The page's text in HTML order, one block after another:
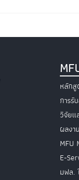
หลักสู
การรั
วิจัยแ
ผลงา
MFU
E-
มฟล.